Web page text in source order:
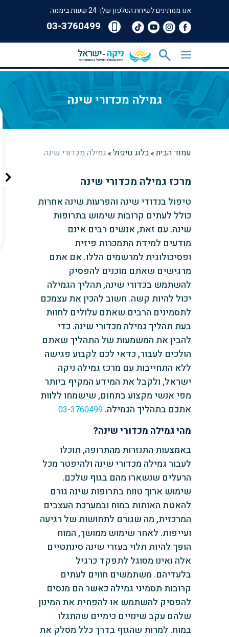
אנו ממתינים לשיחת הטלפון שלך 24 שעות ביממה
‎03-3760499
גמילה מכדורי שינה
עמוד הבית»בלוג טיפול»גמילה מכדורי שינה
מרכז גמילה מכדורי שינה
טיפול בנדודי שינה והפרעות שינה אחרות
כולל לעתים קרובות שימוש בתרופות
שינה. עם זאת, אנשים רבים אינם
מודעים למידת התמכרות פיזית
ופסיכולוגית למרשמים הללו. אם אתם
מרגישים שאתם מוכנים להפסיק
להשתמש בכדורי שינה, תהליך הגמילה
יכול להיות קשה. חשוב להכין את עצמכם
לתסמינים הרבים שאתם עלולים לחוות
בעת תהליך גמילה מכדורי שינה. כדי
להבין את המשמעות של התהליך שאתם
הולכים לעבור, כדאי לכם לקבוע פגישה
ללא התחייבות עם מרכז גמילה ניקה
ישראל, ולקבל את המידע המקיף ביותר
מפי אנשי מקצוע בתחום, שישמחו ללוות
אתכם בתהליך הגמילה. 03-3760499
מהי גמילה מכדורי שינה?
באמצעות התנזרות מהתרופה, תוכלו
לעבור גמילה מכדורי שינה ולהיפטר מכל
הרעלים שנשארו מהם בגוף שלכם.
שימוש ארוך טווח בתרופות שינה גורם
להאטת האותות במוח ובמערכת העצבים
המרכזית, מה שגורם לתחושות של רגיעה
ועייפות. לאחר שימוש ממושך, המוח
הופך להיות תלוי בעזרי שינה סינתטיים
אלה ואינו מסוגל לתפקד כרגיל
בלעדיהם. משתמשים חווים לעתים
קרובות תסמיני גמילה כאשר הם מנסים
להפסיק להשתמש או להפחית את המינון
שלהם עקב שינויים כימיים שהתגלו
במוח. למרות שהגוף בדרך כלל מסלק את